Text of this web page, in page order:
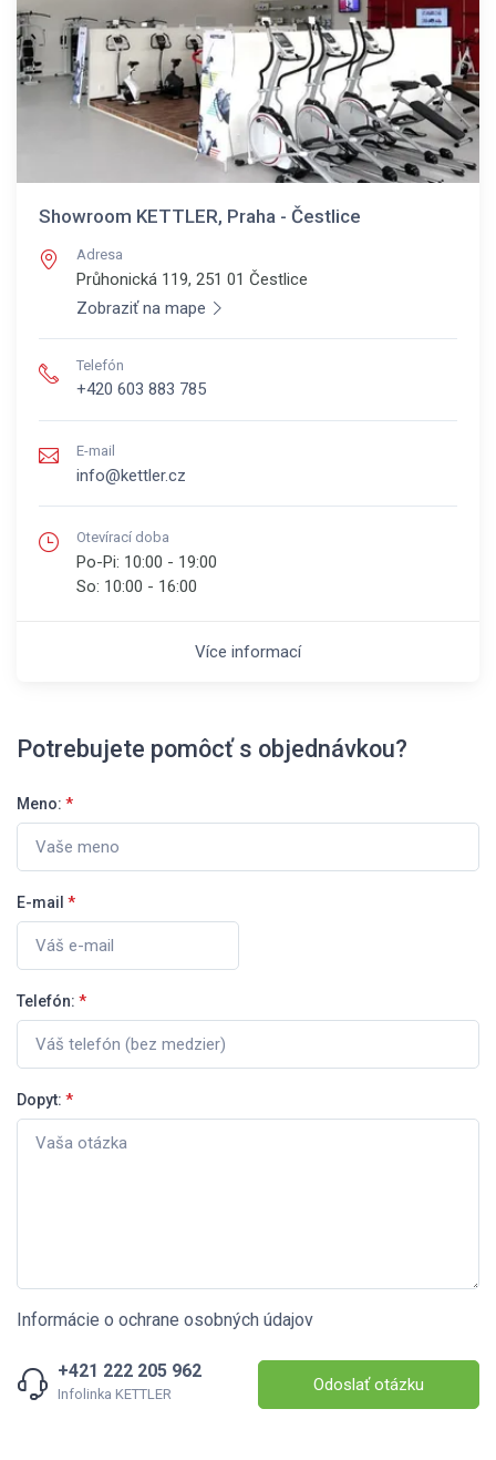
Showroom KETTLER, Praha - Čestlice
Adresa
Průhonická 119, 251 01 Čestlice
Zobraziť na mape
Telefón
+420 603 883 785
E-mail
info@kettler.cz
Otevírací doba
Po-Pi: 10:00 - 19:00
So: 10:00 - 16:00
Více informací
Potrebujete pomôcť s objednávkou?
Meno: *
E-mail *
Telefón: *
Dopyt: *
Informácie o ochrane osobných údajov
+421 222 205 962
Infolinka KETTLER Odoslať otázku